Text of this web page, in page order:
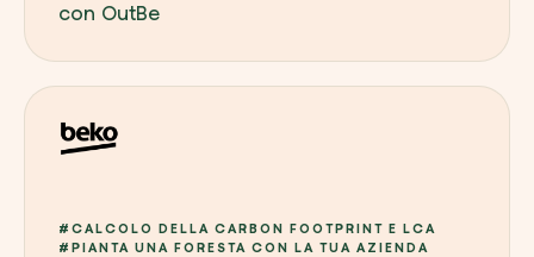
con OutBe
#CALCOLO DELLA CARBON FOOTPRINT E LCA
#PIANTA UNA FORESTA CON LA TUA AZIENDA